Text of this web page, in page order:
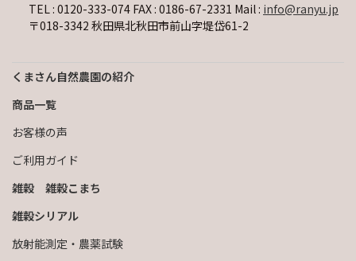
TEL : 0120-333-074 FAX : 0186-67-2331 Mail : info@ranyu.jp
〒018-3342 秋田県北秋田市前山字堤岱61-2
くまさん自然農園の紹介
商品一覧
お客様の声
ご利用ガイド
雑穀 雑穀こまち
雑穀シリアル
放射能測定・農薬試験